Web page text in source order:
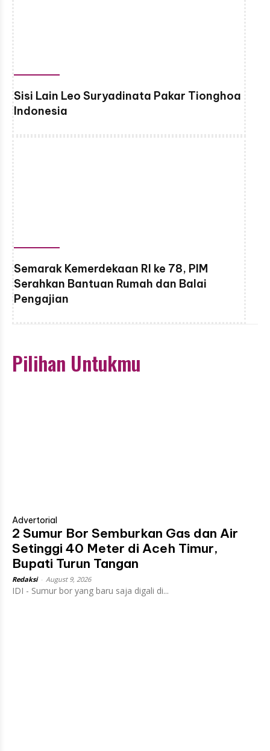
Sisi Lain Leo Suryadinata Pakar Tionghoa
Indonesia
Semarak Kemerdekaan RI ke 78, PIM
Serahkan Bantuan Rumah dan Balai
Pengajian
Pilihan Untukmu
Advertorial
2 Sumur Bor Semburkan Gas dan Air
Setinggi 40 Meter di Aceh Timur,
Bupati Turun Tangan
Redaksi August 9, 2026
IDI - Sumur bor yang baru saja digali di...